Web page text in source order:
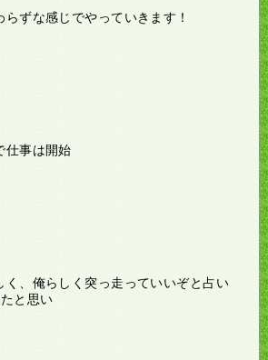
らずな感じでやっていきます！
仕事は開始
く、俺らしく突っ走っていいぞと占い
と思い